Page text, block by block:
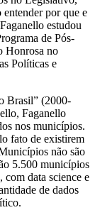
por que e
estudou
de Pós-
Honrosa no
Políticas e
Brasil” (2000-
Faganello
nos municípios.
fato de existirem
não são
5.500 municípios
data science e
de dados